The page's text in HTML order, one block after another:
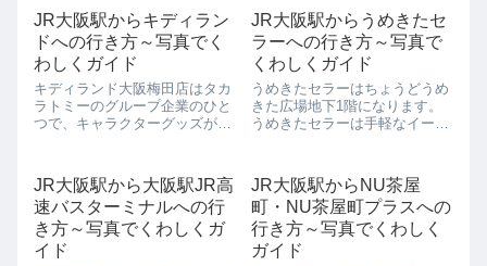
（東口）へ行く方法～どうやっ
て行ったらいいの？JR大阪駅
（御堂筋口）から阪神梅田駅
（東口）に行く...
日には大阪湾...
JR大阪駅からキディラン
ドへの行き方～写真でく
わしくガイド
キディランド大阪梅田店はタカ
ラトミーのグループ企業のひと
つで、キャラクターグッズがた
クマ、セーラームーンなどおな
じみのキャラクターはもちろん
のこと、大阪限定キャラクター
グッズがそろうと...
JR大阪駅からうめきたセ
ラーへの行き方～写真で
くわしくガイド
うめきたセラーはちょうどうめ
きた広場地下1階になります。
うめきたセラーは手軽なイート
連ねています。ちょうどJR大阪
駅からグランフロント大阪に入
るまでの通路でもあるため、グ
ランフロント大...
JR大阪駅から大阪駅JR高
速バスターミナルへの行
き方～写真でくわしくガ
イド
JR大阪駅からNU茶屋
町・NU茶屋町プラスへの
行き方～写真でくわしく
ガイド